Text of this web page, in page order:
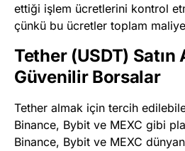
ettiği işlem ücretlerini kontrol
çünkü bu ücretler toplam
Tether (USDT) Satın
Güvenilir Borsalar
Tether almak için tercih
Binance, Bybit ve MEXC gibi
Binance, Bybit ve MEXC